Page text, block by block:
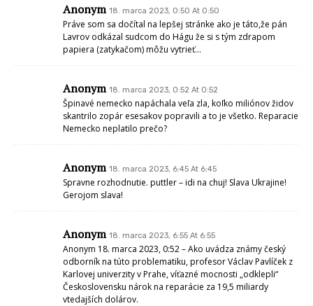
Anonym 18. marca 2023, 0:50 At 0:50
Práve som sa dočítal na lepšej stránke ako je táto,že pán
Lavrov odkázal sudcom do Hágu že si s tým zdrapom
papiera (zatykačom) môžu vytrieť…
Anonym 18. marca 2023, 0:52 At 0:52
Špinavé nemecko napáchala veľa zla, koľko miliónov židov
skantrilo zopár esesakov popravili a to je všetko. Reparacie
Nemecko neplatilo prečo?
Anonym 18. marca 2023, 6:45 At 6:45
Spravne rozhodnutie. puttler – idi na chuj! Slava Ukrajine!
Gerojom slava!
Anonym 18. marca 2023, 6:55 At 6:55
Anonym 18. marca 2023, 0:52 – Ako uvádza známy český
odborník na túto problematiku, profesor Václav Pavlíček z
Karlovej univerzity v Prahe, víťazné mocnosti „odklepli“
Československu nárok na reparácie za 19,5 miliardy
vtedajších dolárov.